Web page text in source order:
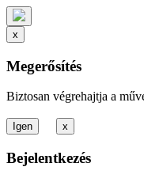
x
Megerősítés
Biztosan végrehajtja a
x
Bejelentkezés